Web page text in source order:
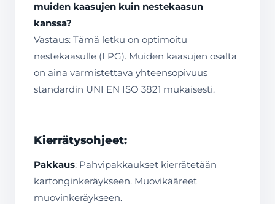
muiden kaasujen kuin nestekaasun
kanssa?
Vastaus: Tämä letku on optimoitu
nestekaasulle (LPG). Muiden kaasujen osalta
on aina varmistettava yhteensopivuus
standardin UNI EN ISO 3821 mukaisesti.
Kierrätysohjeet:
Pakkaus: Pahvipakkaukset kierrätetään
kartonginkeräykseen. Muovikääreet
muovinkeräykseen.